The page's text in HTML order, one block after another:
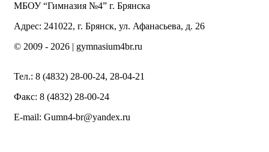
МБОУ “Гимназия №4” г. Брянска
Адрес: 241022, г. Брянск, ул. Афанасьева, д. 26
© 2009 - 2026 | gymnasium4br.ru
Тел.: 8 (4832) 28-00-24, 28-04-21
Факс: 8 (4832) 28-00-24
E-mail: Gumn4-br@yandex.ru